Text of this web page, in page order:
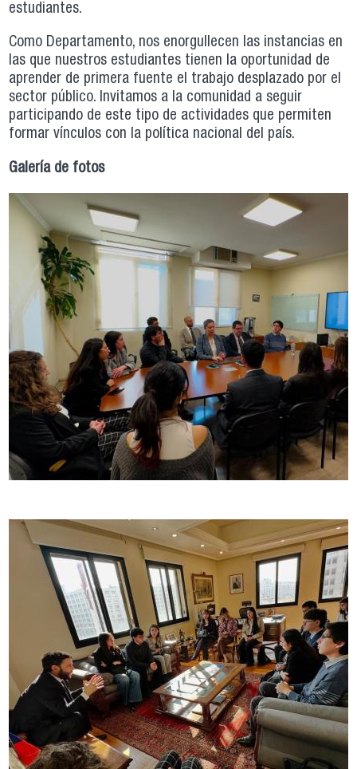
estudiantes.
Como Departamento, nos enorgullecen las instancias en
las que nuestros estudiantes tienen la oportunidad de
aprender de primera fuente el trabajo desplazado por el
sector público. Invitamos a la comunidad a seguir
participando de este tipo de actividades que permiten
formar vínculos con la política nacional del país.
Galería de fotos